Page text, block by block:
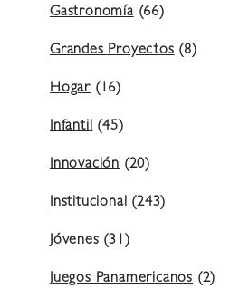
Gastronomía(66)
Grandes Proyectos (8)
Hogar (16)
Infantil (45)
Innovación (20)
Institucional (243)
Jóvenes (31)
Juegos Panamericanos (2)